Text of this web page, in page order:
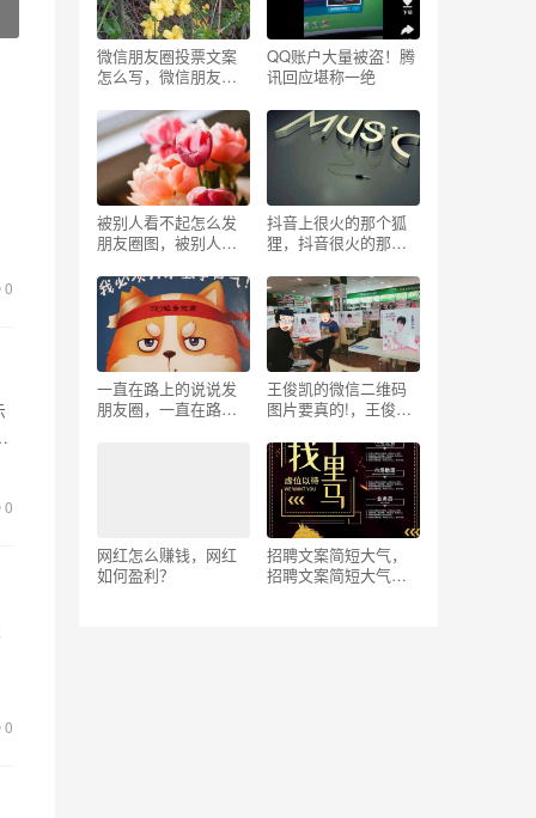
0
0
0
微信朋友圈投票文案
怎么写，微信朋友圈
QQ账户大量被盗！腾
讯回应堪称一绝
被别人看不起怎么发
朋友圈图，被别人看
片？
抖音上很火的那个狐
狸，抖音很火的那个
么？
一直在路上的说说发
朋友圈，一直在路上
王俊凯的微信二维码
图片要真的!，王俊凯
真的!_真实
网红怎么赚钱，网红
如何盈利？
招聘文案简短大气，
招聘文案简短大气图